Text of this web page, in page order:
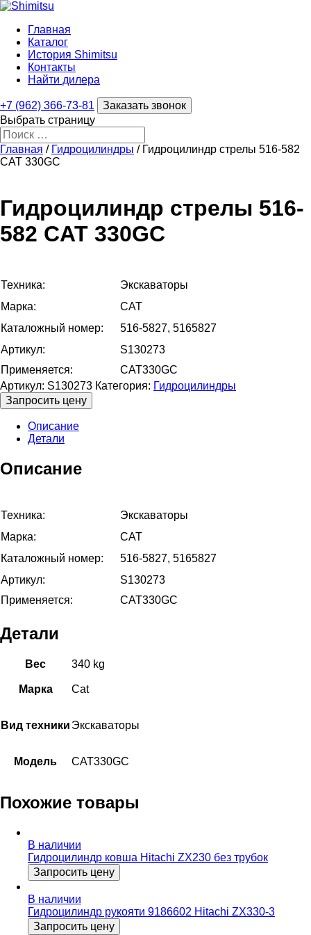
Главная
Каталог
История Shimitsu
Контакты
Найти дилера
+7 (962) 366-73-81
Заказать звонок
Выбрать страницу
Главная / Гидроцилиндры / Гидроцилиндр стрелы 516-582
CAT 330GC
Гидроцилиндр стрелы 516-
582 CAT 330GC
Техника:
Экскаваторы
Марка:
CAT
Каталожный номер:
516-5827, 5165827
Артикул:
S130273
Применяется:
CAT330GC
Артикул: S130273 Категория: Гидроцилиндры
Запросить цену
Описание
Детали
Описание
Техника:
Экскаваторы
Марка:
CAT
Каталожный номер:
516-5827, 5165827
Артикул:
S130273
Применяется:
CAT330GC
Детали
Вес 340 kg
Марка Cat
Вид техники Экскаваторы
Модель CAT330GC
Похожие товары
В наличии
Гидроцилиндр ковша Hitachi ZX230 без трубок
Запросить цену
В наличии
Гидроцилиндр рукояти 9186602 Hitachi ZX330-3
Запросить цену